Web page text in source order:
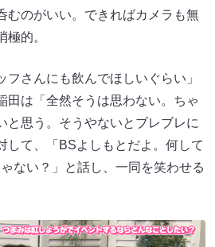
むのがいい。できればカメラも無
的。
フさんにも飲んでほしいぐらい」
田は「全然そうは思わない。ちゃ
と思う。そうやないとブレブレに
して、「BSよしもとだよ。何して
ない？」と話し、一同を笑わせる